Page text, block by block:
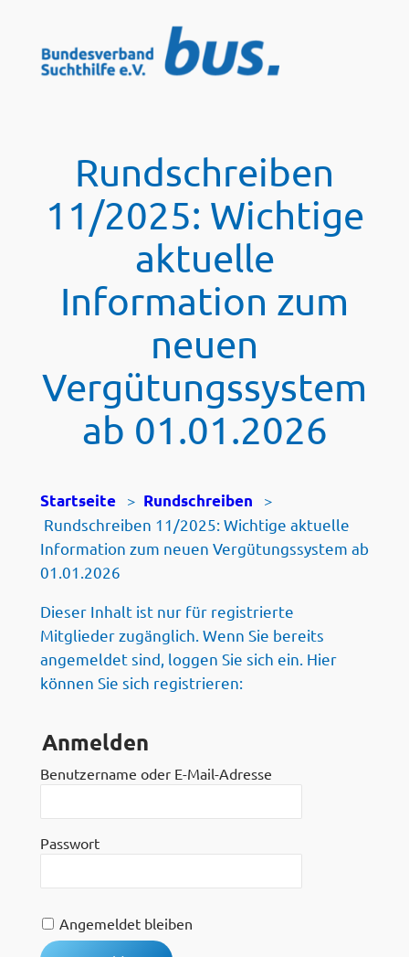
springen
Rundschreiben
11/2025: Wichtige
aktuelle
Information zum
neuen
Vergütungssystem
ab 01.01.2026
Startseite> Rundschreiben >
Rundschreiben 11/2025: Wichtige aktuelle
Information zum neuen Vergütungssystem ab
01.01.2026
Dieser Inhalt ist nur für registrierte
Mitglieder zugänglich. Wenn Sie bereits
angemeldet sind, loggen Sie sich ein. Hier
können Sie sich registrieren:
Anmelden
Benutzername oder E-Mail-Adresse
Passwort
Angemeldet bleiben